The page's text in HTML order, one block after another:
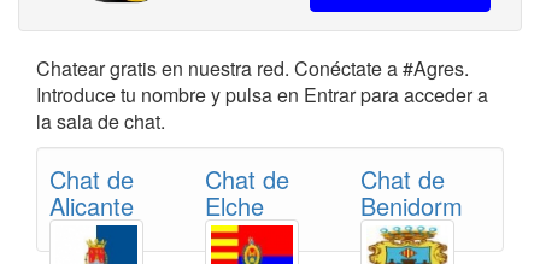
Chatear gratis en nuestra red. Conéctate a #Agres.
Introduce tu nombre y pulsa en Entrar para acceder a
la sala de chat.
Chat de
Alicante
Chat de
Elche
Chat de
Benidorm